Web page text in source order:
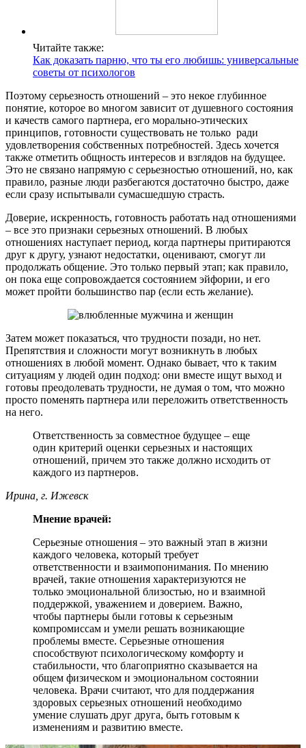
Читайте также:
Как доказать парню, что ты его любишь: универсальные
советы от психологов
Поэтому серьезность отношений – это некое глубинное
понятие, которое во многом зависит от душевного состояния
и качеств самого партнера, его морально-этических
принципов, готовности существовать не только ради
удовлетворения собственных потребностей. Здесь хочется
также отметить общность интересов и взглядов на будущее.
Это не связано напрямую с серьезностью отношений, но, как
правило, разные люди разбегаются достаточно быстро, даже
если сразу испытывали сумасшедшую страсть.
Доверие, искренность, готовность работать над отношениями
– все это признаки серьезных отношений. В любых
отношениях наступает период, когда партнеры притираются
друг к другу, узнают недостатки, оценивают, смогут ли
продолжать общение. Это только первый этап; как правило,
он пока еще сопровождается состоянием эйфории, и его
может пройти большинство пар (если есть желание).
Затем может показаться, что трудности позади, но нет.
Препятствия и сложности могут возникнуть в любых
отношениях в любой момент. Однако бывает, что к таким
ситуациям у людей один подход: они вместе ищут выход и
готовы преодолевать трудности, не думая о том, что можно
просто поменять партнера или переложить ответственность
на него.
Ответственность за совместное будущее – еще
один критерий оценки серьезных и настоящих
отношений, причем это также должно исходить от
каждого из партнеров.
Ирина, г. Ижевск
Мнение врачей:
Серьезные отношения – это важный этап в жизни
каждого человека, который требует
ответственности и взаимопонимания. По мнению
врачей, такие отношения характеризуются не
только эмоциональной близостью, но и взаимной
поддержкой, уважением и доверием. Важно,
чтобы партнеры были готовы к серьезным
компромиссам и умели решать возникающие
проблемы вместе. Серьезные отношения
способствуют психологическому комфорту и
стабильности, что благоприятно сказывается на
общем физическом и эмоциональном состоянии
человека. Врачи считают, что для поддержания
здоровых серьезных отношений необходимо
умение слушать друг друга, быть готовым к
изменениям и развитию вместе.